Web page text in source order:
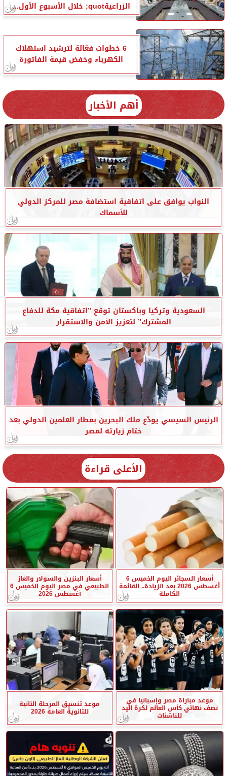
الزراعيةquot; خلال الأسبوع الأول...
6 خطوات فعّالة لترشيد استهلاك
الكهرباء وخفض قيمة الفاتورة
أهم الأخبار
النواب يوافق على اتفاقية استضافة مصر للمركز الدولي
للأسماك
السعودية وتركيا وباكستان توقع ”اتفاقية مكة للدفاع
المشترك” لتعزيز الأمن والاستقرار
الرئيس السيسي يودّع ملك البحرين بمطار العلمين الدولي بعد
ختام زيارته لمصر
الأعلى قراءة
أسعار السجائر اليوم الخميس 6
أغسطس 2026 بعد الزيادة.. القائمة
الكاملة
أسعار البنزين والسولار والغاز
الطبيعي في مصر اليوم الخميس 6
أغسطس 2026
موعد مباراة مصر وإسبانيا في
نصف نهائي كأس العالم لكرة اليد
للناشئات
موعد تنسيق المرحلة الثانية
للثانوية العامة 2026